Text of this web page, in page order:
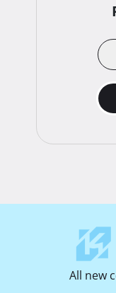
All new